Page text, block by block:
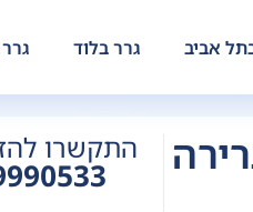
אביב גרר בלוד
התקשרו